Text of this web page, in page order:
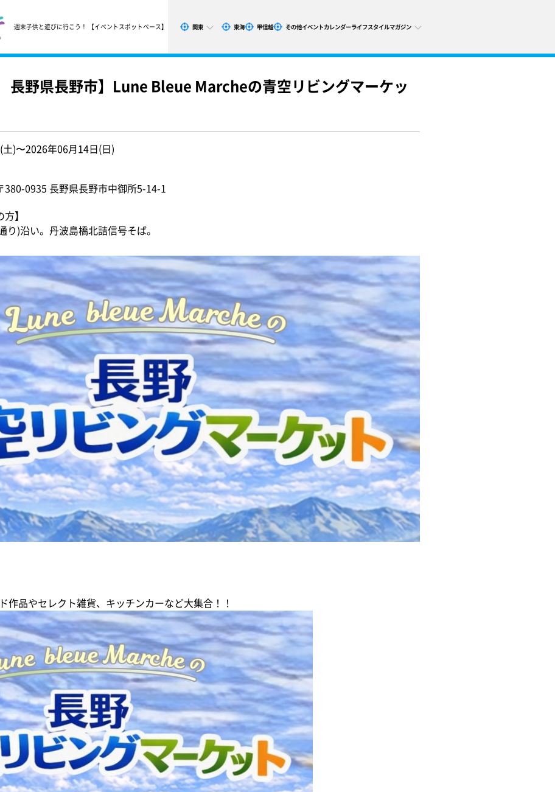
週末子供と遊びに行こう！ 【イベントスポットベース】 関東 東海 甲信越 その他イベントカレンダーライフスタイルマガジン
長野県長野市】Lune Bleue Marcheの青空リビングマーケッ
)〜2026年06月14日(日)
0935 長野県長野市中御所5-14-1
】
り)沿い。丹波島橋北詰信号そば。
作品やセレクト雑貨、キッチンカーなど大集合！！